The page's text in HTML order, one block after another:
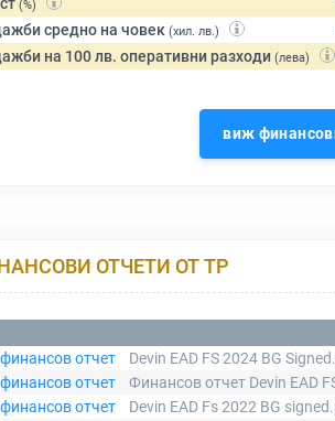
(%)
средно на човек (хил. лв.)
на 100 лв. оперативни разходи (лева)
виж
ОТЧЕТИ ОТ ТР
отчет
Devin EAD FS 2024 BG
отчет
Финансов отчет Devin EAD
отчет
Devin EAD Fs 2022 BG